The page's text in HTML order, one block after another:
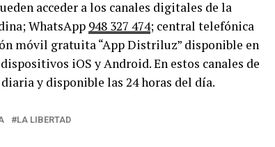
acceder a los canales digitales de la
WhatsApp 948 327 474; central telefónica
móvil gratuita “App Distriluz” disponible en
iOS y Android. En estos canales de
y disponible las 24 horas del día.
LA LIBERTAD